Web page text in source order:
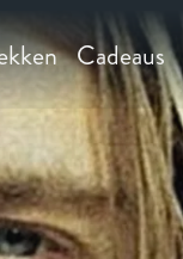
Cadeaus